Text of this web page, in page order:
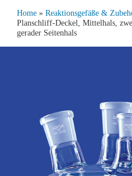
Home» Reaktionsgefäße &
Planschliff-Deckel, Mittelhals,
gerader Seitenhals